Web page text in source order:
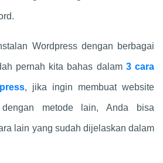
Wordpress dengan berbagai
pernah kita bahas dalam 3 cara
, jika ingin membuat website
dengan metode lain, Anda bisa
lain yang sudah dijelaskan dalam